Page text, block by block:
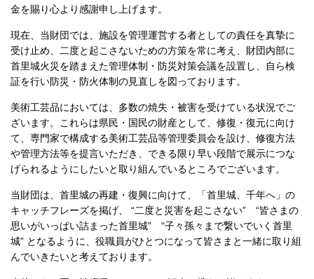
金を賜り心より感謝申し上げます。
現在、当財団では、施設を管理運営する者としての責任を真摯に
受け止め、二度と起こさないための方策を常に考え、財団内部に
首里城火災を踏まえた管理体制・防災対策会議を設置し、自ら検
証を行い防災・防火体制の見直しを図っております。
美術工芸品においては、多数の焼失・被害を受けている状況でご
ざいます。これらは県民・国民の財産として、修復・復元に向け
て、専門家で構成する美術工芸品等管理委員会を設け、修復方法
や管理方法等を提言いただき、できる限り早い段階で展示につな
げられるようにしたいと取り組んでいるところでございます。
当財団は、首里城の再建・復興に向けて、「首里城、千年へ」の
キャッチフレーズを掲げ、 “二度と災害を起こさない” “皆さまの
思いがいっぱい詰まった首里城” “子々孫々まで繋いでいく首里
城” となるように、役職員がひとつになって皆さまと一緒に取り組
んでいきたいと考えております。